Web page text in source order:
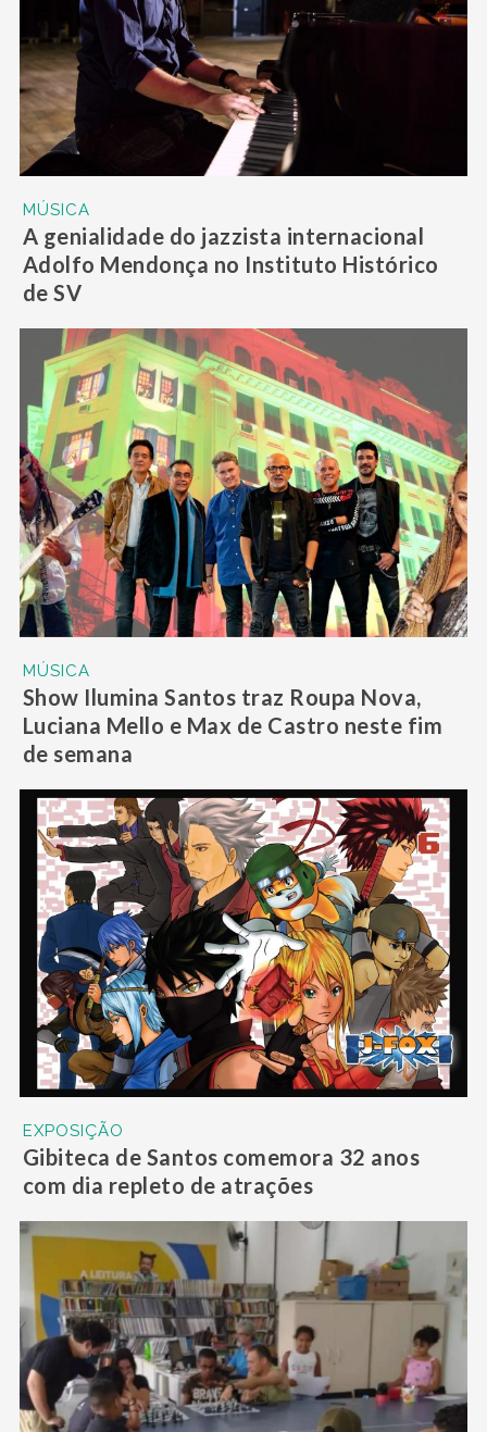
MÚSICA
A genialidade do jazzista internacional
Adolfo Mendonça no Instituto Histórico
de SV
MÚSICA
Show Ilumina Santos traz Roupa Nova,
Luciana Mello e Max de Castro neste fim
de semana
EXPOSIÇÃO
Gibiteca de Santos comemora 32 anos
com dia repleto de atrações